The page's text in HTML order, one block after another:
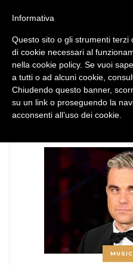
TAG: robbie
Informativa
Questo sito o gli strumenti terzi
di cookie necessari al
nella cookie policy. Se vuoi
a tutti o ad alcuni cookie,
Chiudendo questo banner,
su un link o proseguendo la
acconsenti all’uso dei cookie.